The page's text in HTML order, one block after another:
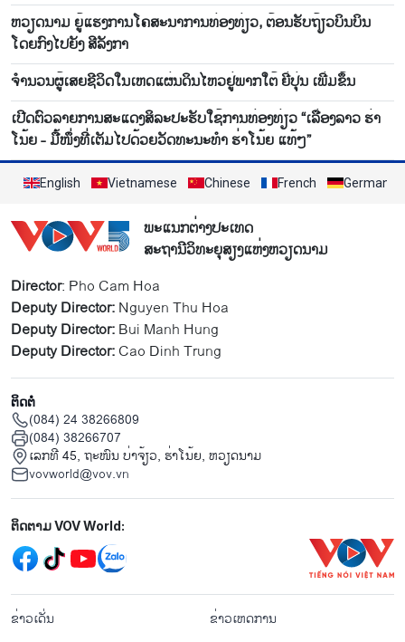
ຫວຽດ​ນາມ ຍູ້​ແຮງ​ການ​ໂຄ​ສະ​ນາ​ການ​ທ່ອງ​ທ່ຽວ, ຕ້ອນ​ຮັບ​ຖ້ຽວ​ບິນ​ບິນ​
ໂດຍ​ກົງ​ໄປ​ຍັງ ສີ​ລັງ​ກາ
ຈຳ​ນວນ​ຜູ້​ເສຍ​ຊີ​ວິດ​ໃນ​ເຫດ​ແຜ່ນ​ດິນ​ໄຫວ​ຢູ່​ພາກ​ໃຕ້ ຍີ່​ປຸ່ນ ເພີ່ມ​ຂຶ້ນ
ເປີດ​ຕົວ​ລາຍ​ການ​ສະ​ແດງ​ສິ​ລະ​ປະ​ຮັບ​ໃຊ້​ການ​ທ່ອງ​ທ່ຽວ “ເລື່ອງ​ລາວ ຮ່າ​
ໂນ້ຍ - ມື້​ໜຶ່ງ​ທີ່​ເຕັມ​ໄປ​ດ້ວຍ​ວັດ​ທະ​ນະ​ທໍ​າ ຮ່າ​ໂນ້ຍ ແທ້ໆ”
English Vietnamese Chinese French German
ພະແນກຕ່າງປະເທດ
ສະຖານີວິທະຍຸສຽງແຫ່ງຫວຽດນາມ
Director: Pho Cam Hoa
Deputy Director:Nguyen Thu Hoa
Deputy Director:Bui Manh Hung
Deputy Director:Cao Dinh Trung
ຕິດຕໍ່
(084) 24 38266809
(084) 38266707
ເລກທີ 45, ຖະໜົນ ບ່າ​ຈ້ຽວ, ຮ່າ​ໂນ້ຍ, ຫວຽດນາມ
vovworld@vov.vn
Mạng xã hội
ຕິດຕາມ VOV World:
menu footer tiếng Lào
ຂ່າວເດັ່ນ
ຂ່າວເຫດການ